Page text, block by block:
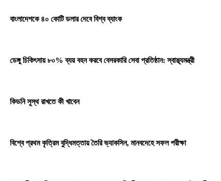
বাংলাদেশকে ৪০ কোটি ডলার দেবে বিশ্ব ব্যাংক
ডেঙ্গু চিকিৎসায় ৮০% ব্যয় বহন করবে বেসরকারি সেবা প্রতিষ্ঠান: স্বাস্থ্যমন্ত্রী
কিডনি সুস্থ রাখতে কী খাবেন
বিশ্বে প্রথম কৃত্রিম বুদ্ধিমত্তায় তৈরি ভ্যাকসিন, মানবদেহে সফল পরীক্ষা